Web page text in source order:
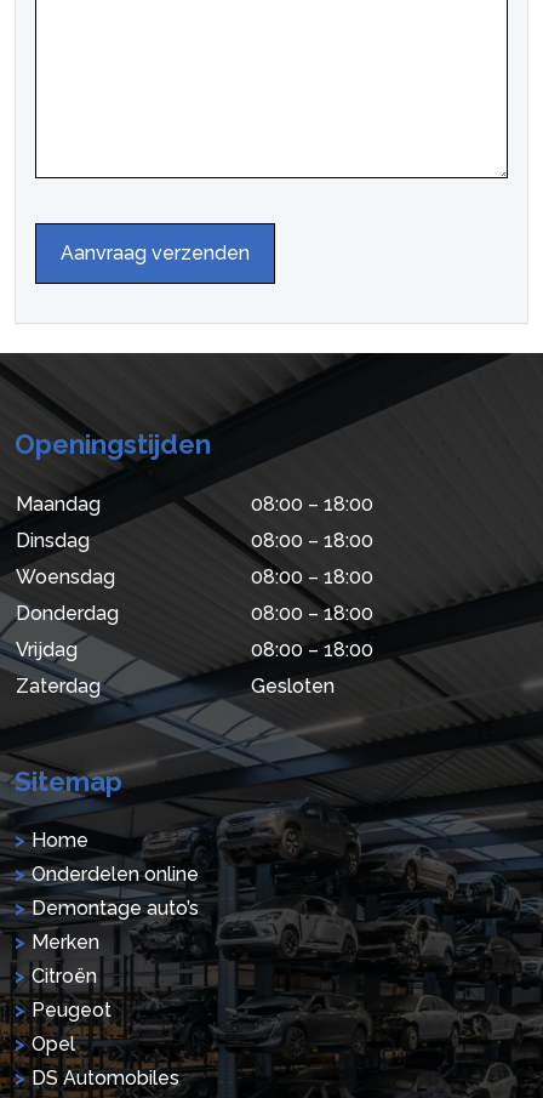
Openingstijden
Maandag
08:00 – 18:00
Dinsdag
08:00 – 18:00
Woensdag
08:00 – 18:00
Donderdag
08:00 – 18:00
Vrijdag
08:00 – 18:00
Zaterdag
Gesloten
Sitemap
Home
Onderdelen online
Demontage auto’s
Merken
Citroën
Peugeot
Opel
DS Automobiles